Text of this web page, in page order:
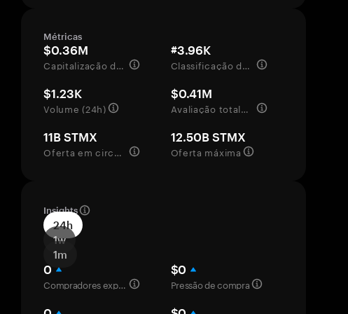
Métricas
$0.36M
Capitalização de mercado
#3.96K
Classificação de mercado
$1.23K
Volume (24h)
$0.41M
Avaliação totalmente diluída
11B STMX
Oferta em circulação
12.50B STMX
Oferta máxima
Insights
24h
1w
1m
0
Compradores experientes
$0
Pressão de compra